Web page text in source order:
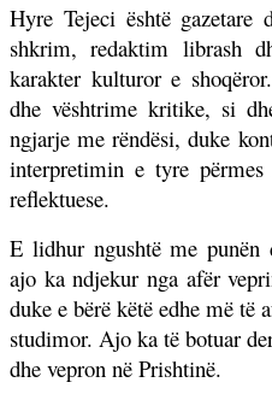
Hyre Tejeci është gazetare
shkrim, redaktim librash
karakter kulturor e
dhe vështrime kritike, si
ngjarje me rëndësi, duke
interpretimin e tyre përmes
reflektuese.
E lidhur ngushtë me
ajo ka ndjekur nga afër
duke e bërë këtë edhe më të
studimor. Ajo ka të botuar
dhe vepron në Prishtinë.